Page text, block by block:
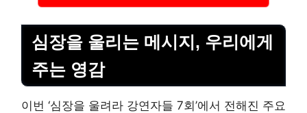
심장을 울리는 메시지, 우리에게
주는 영감
이번 ‘심장을 울려라 강연자들 7회’에서 전해진 주요